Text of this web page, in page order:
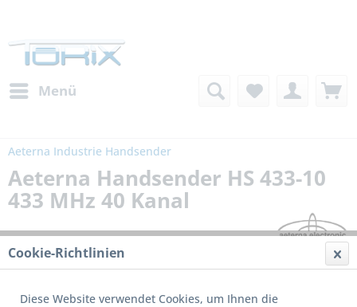
Menü
Aeterna Industrie Handsender
Aeterna Handsender HS 433-10
433 MHz 40 Kanal
Cookie-Richtlinien
Diese Website verwendet Cookies, um Ihnen die